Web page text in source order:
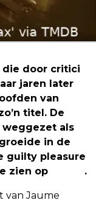
die door critici
jaren later
van
titel. De
weggezet als
in de
guilty pleasure
zien op
.
van Jaume